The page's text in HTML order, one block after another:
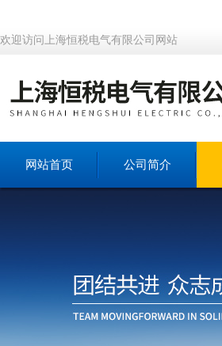
欢迎访问上海恒税电气有限公司网站
网站首页 公司简介